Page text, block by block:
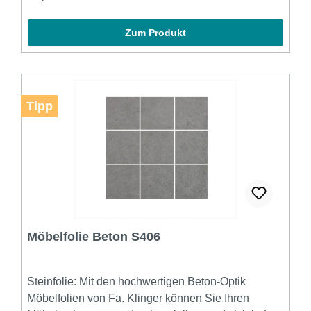
Oberfläche wie zum Bsp. einer Wand betrachten
Zum Produkt
Tipp
Möbelfolie Beton S406
Steinfolie: Mit den hochwertigen Beton-Optik
Möbelfolien von Fa. Klinger können Sie Ihren